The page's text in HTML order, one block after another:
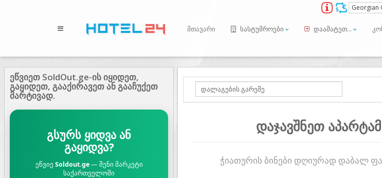
Georgian
მთავარი სასტუმროები დაამატეთ...
ეწვიეთ SoldOut.ge-ის იყიდეთ,
გაყიდეთ, გააქირავეთ ან გააჩუქეთ
მარტივად.
გსურს ყიდვა ან
გაყიდვა?
ეწვიე Soldout.ge— შენი მარკეტი
საქართველოში
დაჯავშნეთ
ჭიათურის ბინები დღიურად დაბალ